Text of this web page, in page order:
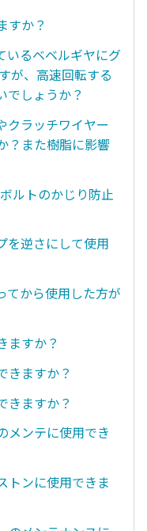
すか？
いるベベルギヤにグ
が、高速回転する
でしょうか？
クラッチワイヤー
？また樹脂に影響
ルトのかじり防止
を逆さにして使用
てから使用した方が
ますか？
きますか？
きますか？
メンテに使用でき
トンに使用できま